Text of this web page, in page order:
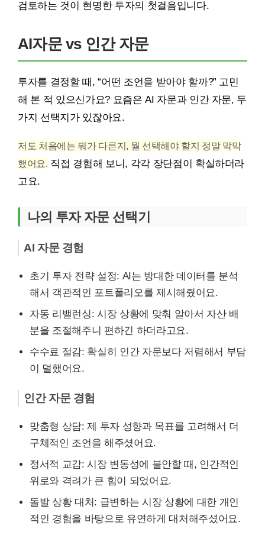
검토하는 것이 현명한 투자의 첫걸음입니다.
AI자문 vs 인간 자문
투자를 결정할 때, “어떤 조언을 받아야 할까?” 고민
해 본 적 있으신가요? 요즘은 AI 자문과 인간 자문, 두
가지 선택지가 있잖아요.
저도 처음에는 뭐가 다른지, 뭘 선택해야 할지 정말 막막
했어요. 직접 경험해 보니, 각각 장단점이 확실하더라
고요.
나의 투자 자문 선택기
AI 자문 경험
초기 투자 전략 설정: AI는 방대한 데이터를 분석
해서 객관적인 포트폴리오를 제시해줬어요.
자동 리밸런싱: 시장 상황에 맞춰 알아서 자산 배
분을 조절해주니 편하긴 하더라고요.
수수료 절감: 확실히 인간 자문보다 저렴해서 부담
이 덜했어요.
인간 자문 경험
맞춤형 상담: 제 투자 성향과 목표를 고려해서 더
구체적인 조언을 해주셨어요.
정서적 교감: 시장 변동성에 불안할 때, 인간적인
위로와 격려가 큰 힘이 되었어요.
돌발 상황 대처: 급변하는 시장 상황에 대한 개인
적인 경험을 바탕으로 유연하게 대처해주셨어요.